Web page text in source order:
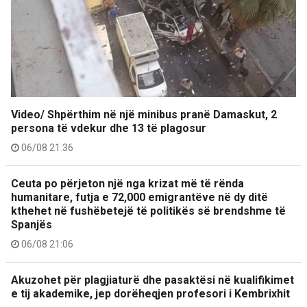
Video/ Shpërthim në një minibus pranë Damaskut, 2
persona të vdekur dhe 13 të plagosur
06/08 21:36
Ceuta po përjeton një nga krizat më të rënda
humanitare, futja e 72,000 emigrantëve në dy ditë
kthehet në fushëbetejë të politikës së brendshme të
Spanjës
06/08 21:06
Akuzohet për plagjiaturë dhe pasaktësi në kualifikimet
e tij akademike, jep dorëheqjen profesori i Kembrixhit